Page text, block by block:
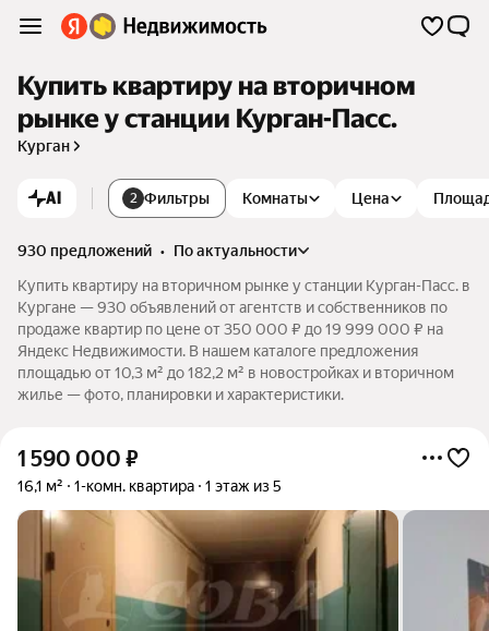
Купить квартиру на вторичном
рынке у станции Курган-Пасс.
Курган
AI 2 Фильтры Комнаты Цена
930 предложений •
по актуальности
Купить квартиру на вторичном рынке у станции Курган-Пасс. в
Кургане — 930 объявлений от агентств и собственников по
продаже квартир по цене от 350 000 ₽ до 19 999 000 ₽ на
Яндекс Недвижимости. В нашем каталоге предложения
площадью от 10,3 м² до 182,2 м² в новостройках и вторичном
жилье — фото, планировки и характеристики.
1 590 000 ₽
16,1 м² 1-комн. квартира 1 этаж из 5